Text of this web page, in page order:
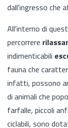
dall'ingresso che
All'interno di
percorrere
indimenticabili
fauna che
infatti, possono
di animali che
farfalle, piccoli
ciclabili, sono